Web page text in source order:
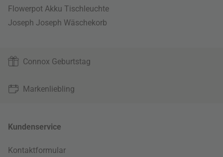
Flowerpot Akku Tischleuchte
Joseph Joseph Wäschekorb
Connox Geburtstag
Markenliebling
Kundenservice
Kontaktformular